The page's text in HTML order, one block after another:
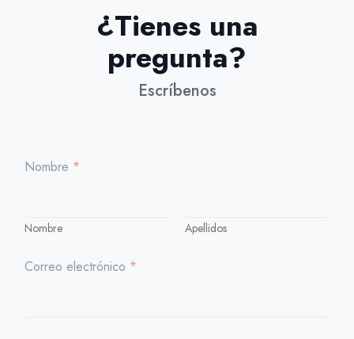
¿Tienes una
pregunta?
Escríbenos
Nombre *
Nombre Apellidos
Correo electrónico *